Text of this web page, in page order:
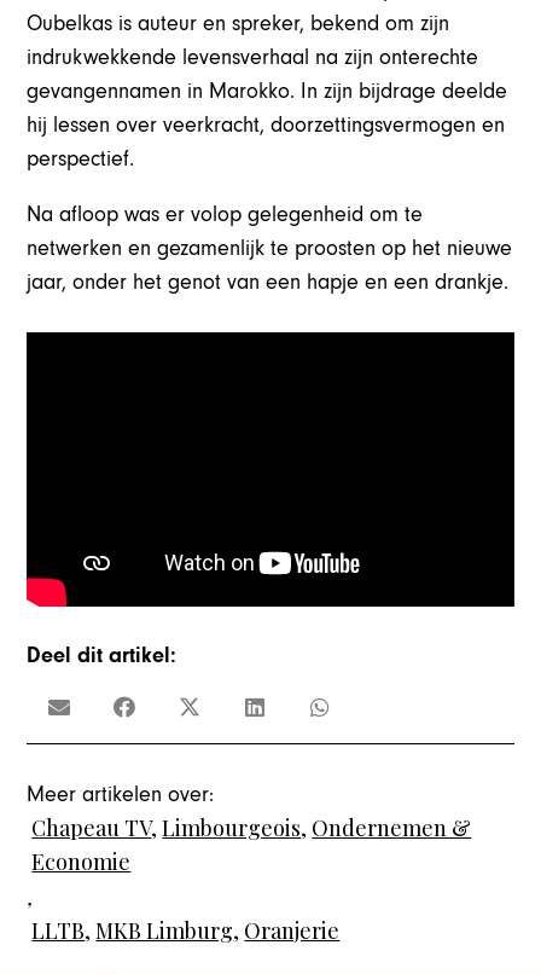
Oubelkas is auteur en spreker, bekend om zijn
indrukwekkende levensverhaal na zijn onterechte
gevangennamen in Marokko. In zijn bijdrage deelde
hij lessen over veerkracht, doorzettingsvermogen en
perspectief.
Na afloop was er volop gelegenheid om te
netwerken en gezamenlijk te proosten op het nieuwe
jaar, onder het genot van een hapje en een drankje.
Deel dit artikel:
Meer artikelen over:
Chapeau TV,Limbourgeois, Ondernemen &
Economie
,
LLTB,MKB Limburg, Oranjerie